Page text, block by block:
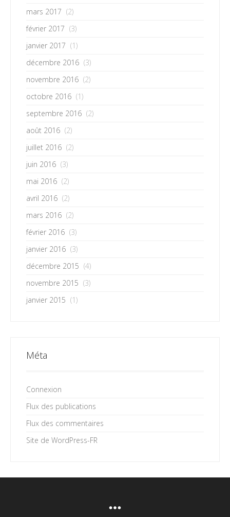
mars 2017 (2)
février 2017 (3)
janvier 2017 (1)
décembre 2016 (3)
novembre 2016 (2)
octobre 2016 (1)
septembre 2016 (2)
août 2016 (2)
juillet 2016 (2)
juin 2016 (3)
mai 2016 (2)
avril 2016 (2)
mars 2016 (2)
février 2016 (3)
janvier 2016 (3)
décembre 2015 (4)
novembre 2015 (3)
janvier 2015 (1)
Méta
Connexion
Flux des publications
Flux des commentaires
Site de WordPress-FR